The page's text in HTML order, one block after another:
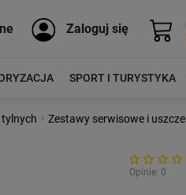
Zaloguj się
SPORT I TURYSTYKA
› Zestawy serwisowe i
Opinie: 0